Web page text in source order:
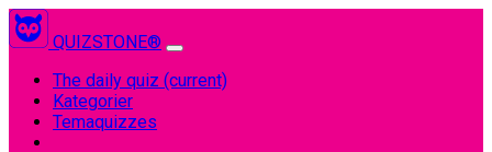
QUIZSTONE®
The daily quiz (current)
Kategorier
Temaquizzes